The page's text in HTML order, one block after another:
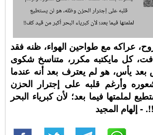
عراكه مع طواحين الهواء، ظنه فقد
كل مايكتبه مكرر، متناسخ شكوى
يأس، هو لم يعترف بعد أنه عندما
وأرغم قلبه على إجترار الحزن
لملمتها فيما بعد؛ لأن كبرياء البحر
إلهام المجيد